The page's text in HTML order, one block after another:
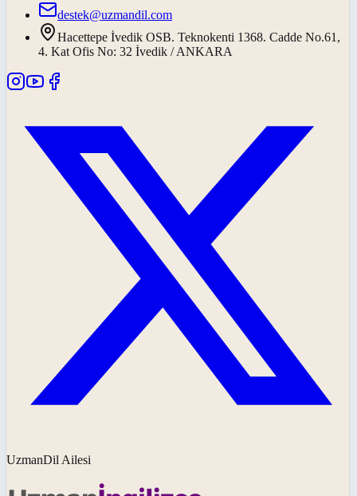
destek@uzmandil.com
Hacettepe İvedik OSB. Teknokenti 1368. Cadde No.61,
4. Kat Ofis No: 32 İvedik / ANKARA
UzmanDil Ailesi